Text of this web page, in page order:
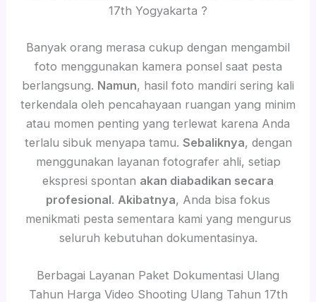
17th Yogyakarta ?
Banyak orang merasa cukup dengan mengambil
foto menggunakan kamera ponsel saat pesta
berlangsung. Namun, hasil foto mandiri sering kali
terkendala oleh pencahayaan ruangan yang minim
atau momen penting yang terlewat karena Anda
terlalu sibuk menyapa tamu. Sebaliknya, dengan
menggunakan layanan fotografer ahli, setiap
ekspresi spontan akan diabadikan secara
profesional. Akibatnya, Anda bisa fokus
menikmati pesta sementara kami yang mengurus
seluruh kebutuhan dokumentasinya.
Berbagai Layanan Paket Dokumentasi Ulang
Tahun Harga Video Shooting Ulang Tahun 17th